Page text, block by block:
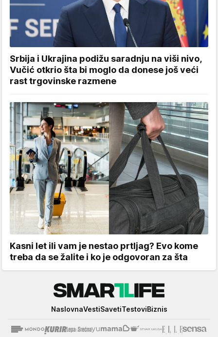
Srbija i Ukrajina podižu saradnju na viši nivo,
Vučić otkrio šta bi moglo da donese još veći
rast trgovinske razmene
Kasni let ili vam je nestao prtljag? Evo kome
treba da se žalite i ko je odgovoran za šta
NaslovnaVestiSavetiTestoviBiznis